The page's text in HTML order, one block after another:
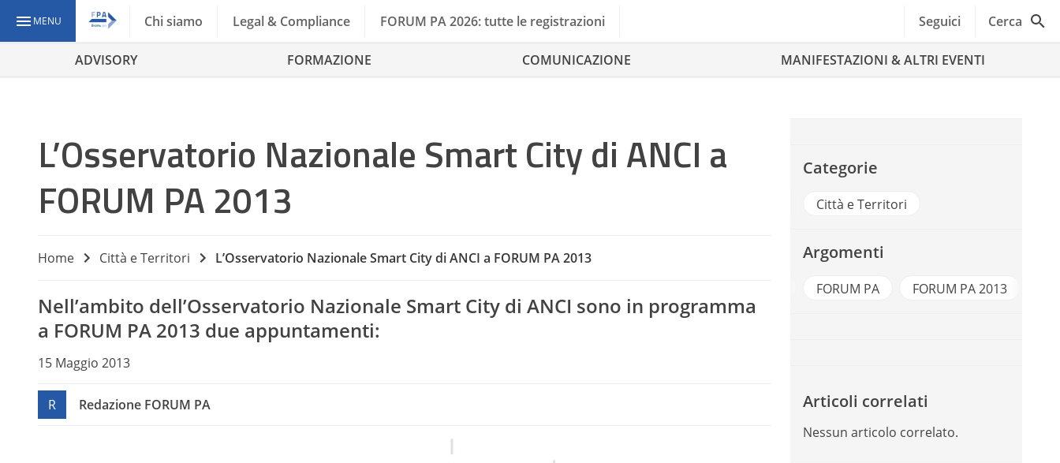
MENU Chi siamo Legal & Compliance FORUM PA 2026: tutte le registrazioni Seguici Cerca
ADVISORY FORMAZIONE COMUNICAZIONE MANIFESTAZIONI & ALTRI EVENTI
L’Osservatorio Nazionale Smart City di ANCI a
FORUM PA 2013
Home Città e Territori L’Osservatorio Nazionale Smart City di ANCI a FORUM PA 2013
Nell’ambito dell’Osservatorio Nazionale Smart City di ANCI sono in programma
a FORUM PA 2013 due appuntamenti:
15 Maggio 2013
R Redazione FORUM PA
Categorie
Città e Territori
Argomenti
FORUM PA FORUM PA 2013
Articoli correlati
Nessun articolo correlato.